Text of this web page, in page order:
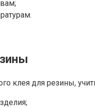
клея для резины,